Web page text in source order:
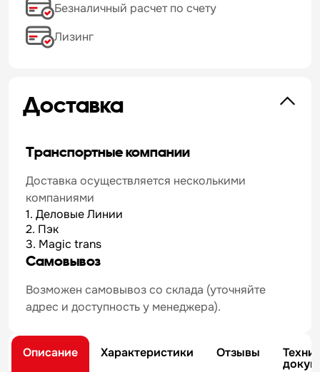
Безналичный расчет по счету
Лизинг
Доставка
Транспортные компании
Доставка осуществляется несколькими
компаниями
1. Деловые Линии
2. Пэк
3. Magic trans
Самовывоз
Возможен самовывоз со склада (уточняйте
адрес и доступность у менеджера).
Описание Характеристики Отзывы